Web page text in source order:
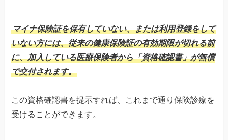
マイナ保険証を保有していない、または利用登録をして
いない方には、従来の健康保険証の有効期限が切れる前
に、加入している医療保険者から「資格確認書」が無償
で交付されます。
この資格確認書を提示すれば、これまで通り保険診療を
受けることができます。